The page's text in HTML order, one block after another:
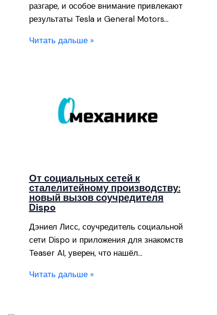
разгаре, и особое внимание привлекают
результаты Tesla и General Motors…
Читать дальше »
От социальных сетей к
сталелитейному производству:
новый вызов соучредителя
Dispo
Дэниел Лисс, соучредитель социальной
сети Dispo и приложения для знакомств
Teaser AI, уверен, что нашёл…
Читать дальше »